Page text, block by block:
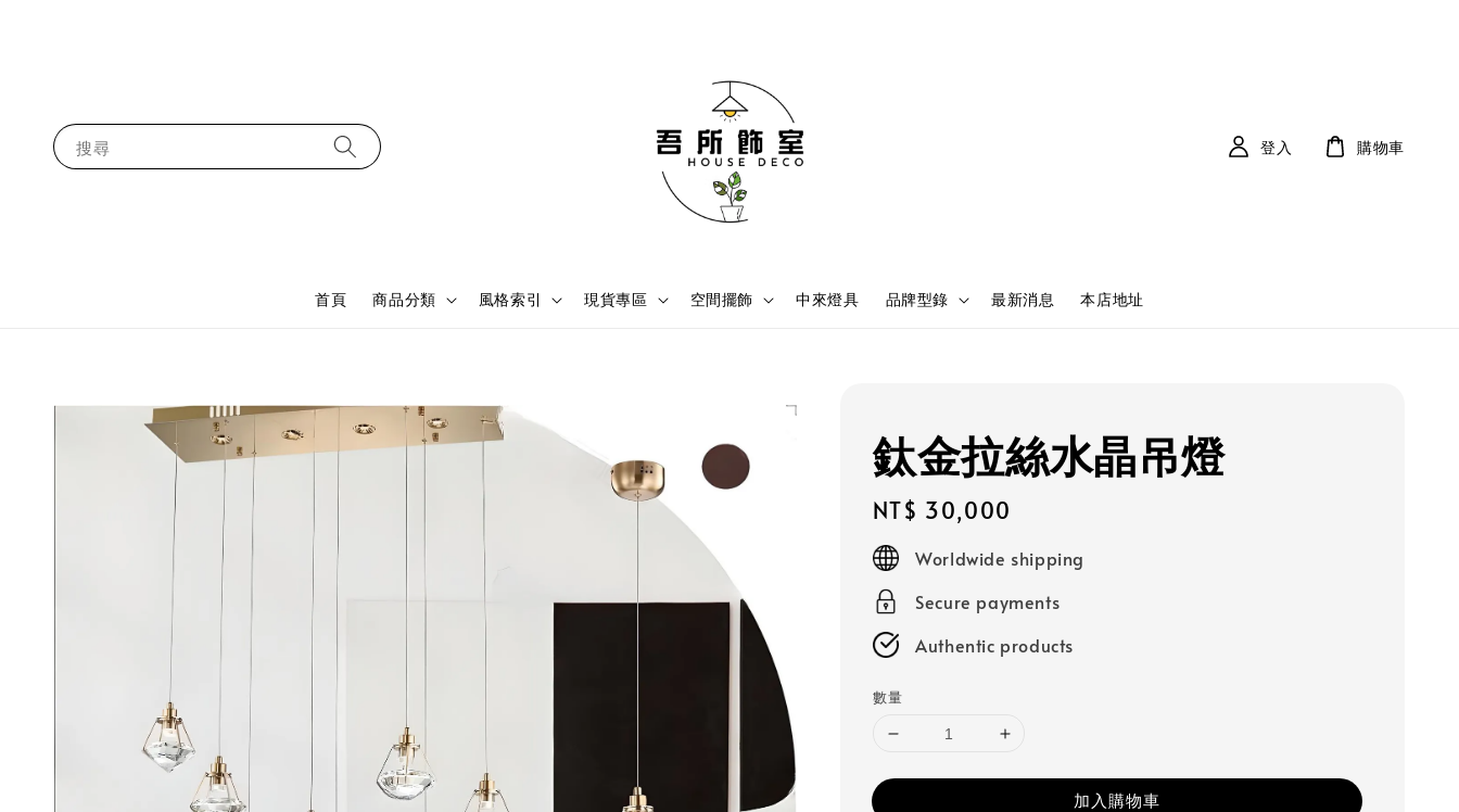
搜尋
首頁 商品分類 風格索引 現貨專區 空間擺飾 中來燈具 品牌型錄 最新消息 本店地址
登入 購物車
鈦金拉絲水晶吊燈
Regular
price
NT$ 30,000
Worldwide shipping
Secure payments
Authentic products
數量
加入購物車